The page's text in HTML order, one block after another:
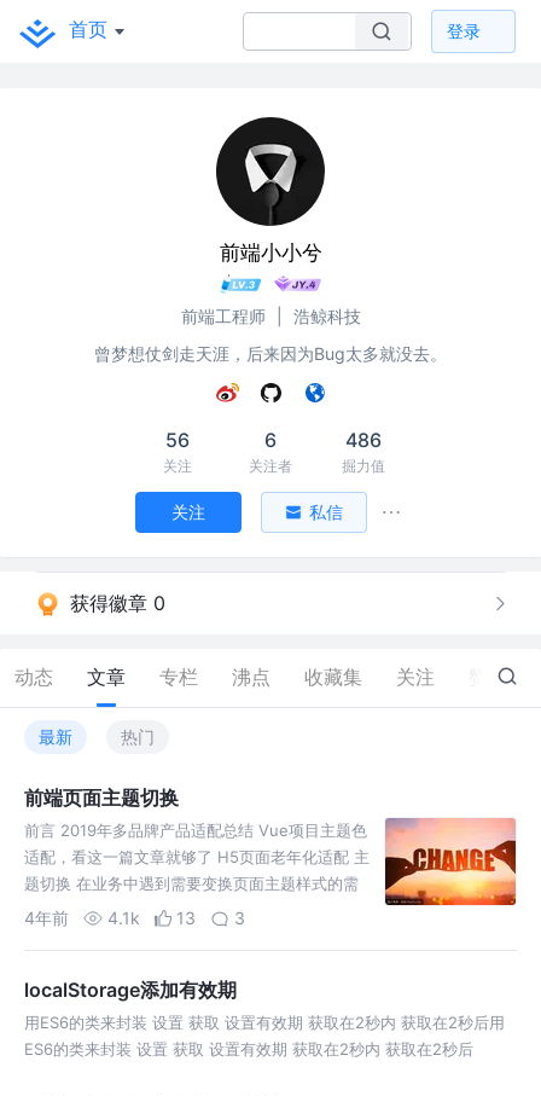
首页 登录
前端小小兮
前端工程师
浩鲸科技
曾梦想仗剑走天涯，后来因为Bug太多就没去。
56
关注
6
关注者
486
掘力值
关注 私信
获得徽章 0
动态 文章 专栏 沸点 收藏集 关注 48
最新 热门
前端页面主题切换
前言 2019年多品牌产品适配总结 Vue项目主题色
适配，看这一篇文章就够了 H5页面老年化适配 主
题切换 在业务中遇到需要变换页面主题样式的需
求，常见的实现方案有：替换css链接，修改
4年前 4.1k 13 3
localStorage添加有效期
用ES6的类来封装 设置 获取 设置有效期 获取在2秒内 获取在2秒后用
ES6的类来封装 设置 获取 设置有效期 获取在2秒内 获取在2秒后